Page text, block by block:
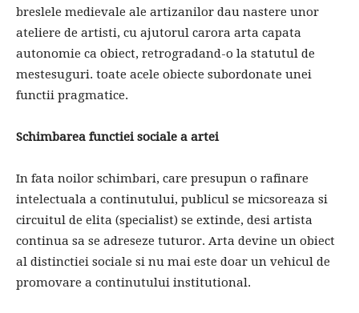
breslele medievale ale artizanilor dau nastere unor
ateliere de artisti, cu ajutorul carora arta capata
autonomie ca obiect, retrogradand-o la statutul de
mestesuguri. toate acele obiecte subordonate unei
functii pragmatice.
Schimbarea functiei sociale a artei
In fata noilor schimbari, care presupun o rafinare
intelectuala a continutului, publicul se micsoreaza si
circuitul de elita (specialist) se extinde, desi artista
continua sa se adreseze tuturor. Arta devine un obiect
al distinctiei sociale si nu mai este doar un vehicul de
promovare a continutului institutional.